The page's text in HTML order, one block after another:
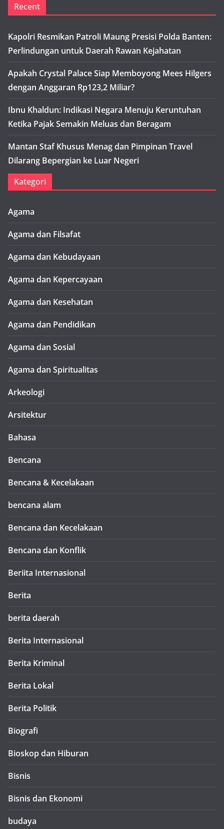
Recent
Kapolri Resmikan Patroli Maung Presisi Polda Banten:
Perlindungan untuk Daerah Rawan Kejahatan
Apakah Crystal Palace Siap Memboyong Mees Hilgers
dengan Anggaran Rp123,2 Miliar?
Ibnu Khaldun: Indikasi Negara Menuju Keruntuhan
Ketika Pajak Semakin Meluas dan Beragam
Mantan Staf Khusus Menag dan Pimpinan Travel
Dilarang Bepergian ke Luar Negeri
Kategori
Agama
Agama dan Filsafat
Agama dan Kebudayaan
Agama dan Kepercayaan
Agama dan Kesehatan
Agama dan Pendidikan
Agama dan Sosial
Agama dan Spiritualitas
Arkeologi
Arsitektur
Bahasa
Bencana
Bencana & Kecelakaan
bencana alam
Bencana dan Kecelakaan
Bencana dan Konflik
Beriita Internasional
Berita
berita daerah
Berita Internasional
Berita Kriminal
Berita Lokal
Berita Politik
Biografi
Bioskop dan Hiburan
Bisnis
Bisnis dan Ekonomi
budaya